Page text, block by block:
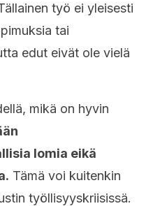
työ ei yleisesti
tai
edut eivät ole vielä
mikä on hyvin
lomia eikä
Tämä voi kuitenkin
työllisyyskriisissä.